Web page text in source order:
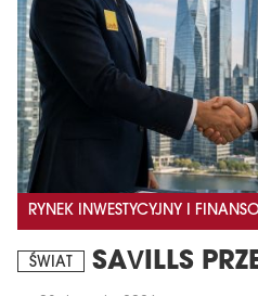
RYNEK INWESTYCYJNY I
ŚWIAT SAVILLS